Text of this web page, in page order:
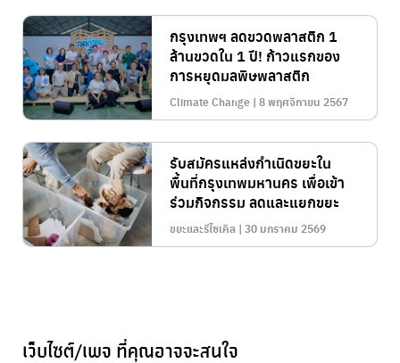
กรุงเทพฯ​ ลดขวดพลาสติก 1
ล้านขวดใน 1 ปี! ก้าวแรกของ
การหยุดมลพิษพลาสติก
Climate Change | 8 พฤศจิกายน 2567
รับสมัครแหล่งกำเนิดขยะใน
พื้นที่กรุงเทพมหานคร เพื่อเข้า
ร่วมกิจกรรม ลดและแยกขยะ
ขยะและรีไซเคิล | 30 มกราคม 2569
เว็บไซต์/เพจ ที่คุณอาจจะสนใจ